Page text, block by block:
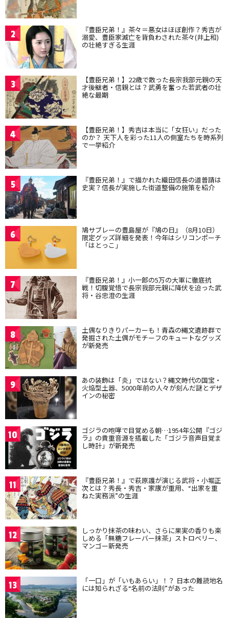
2 『豊臣兄弟！』茶々＝悪女はほぼ創作？秀吉が
溺愛、豊臣家滅亡を背負わされた茶々(井上和)
の壮絶すぎる生涯
3 【豊臣兄弟！】22歳で散った長宗我部元親の天
才後継者・信親とは？武勇を奮った若武者の壮
絶な最期
4 【豊臣兄弟！】秀吉は本当に「女狂い」だった
のか？ 天下人を彩った11人の側室たちを時系列
で一挙紹介
5 『豊臣兄弟！』で描かれた織田信長の道普請は
史実？信長が実施した街道整備の施策を紹介
6 鳩サブレーの豊島屋が『鳩の日』（8月10日）
限定グッズ詳細を発表！今年はシリコンポーチ
「はとっこ」
7 『豊臣兄弟！』小一郎の5万の大軍に徹底抗
戦！切腹覚悟で長宗我部元親に降伏を迫った武
将・谷忠澄の生涯
8 土偶なりきりパーカーも！青森の縄文遺跡群で
発掘された土偶がモチーフのキュートなグッズ
が新発売
9 あの装飾は「炎」ではない？縄文時代の国宝・
火焔型土器、5000年前の人々が刻んだ謎とデザ
インの秘密
10 ゴジラの咆哮で目覚める朝…1954年公開『ゴジ
ラ』の貴重音源を搭載した「ゴジラ音声目覚ま
し時計」が新発売
11 『豊臣兄弟！』で萩原護が演じる武将・小堀正
次とは？秀長・秀吉・家康が重用、“出家を重
ねた実務派”の生涯
12 しっかり抹茶の味わい、さらに果実の香りも楽
しめる「無糖フレーバー抹茶」ストロベリー、
マンゴー新発売
13 「一口」が「いもあらい」！？ 日本の難読地名
には知られざる“名前の法則”があった